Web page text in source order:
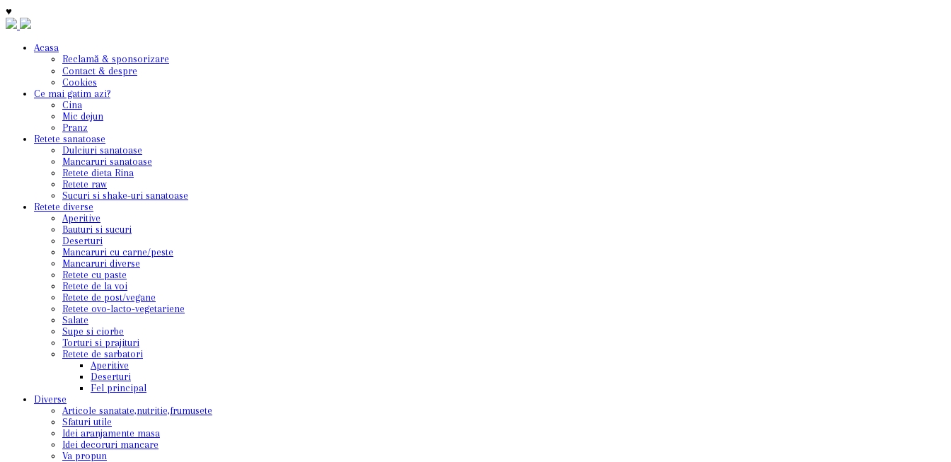
♥
Acasa
Reclamă & sponsorizare
Contact & despre
Cookies
Ce mai gatim azi?
Cina
Mic dejun
Pranz
Retete sanatoase
Dulciuri sanatoase
Mancaruri sanatoase
Retete dieta Rina
Retete raw
Sucuri si shake-uri sanatoase
Retete diverse
Aperitive
Bauturi si sucuri
Deserturi
Mancaruri cu carne/peste
Mancaruri diverse
Retete cu paste
Retete de la voi
Retete de post/vegane
Retete ovo-lacto-vegetariene
Salate
Supe si ciorbe
Torturi si prajituri
Retete de sarbatori
Aperitive
Deserturi
Fel principal
Diverse
Articole sanatate,nutritie,frumusete
Sfaturi utile
Idei aranjamente masa
Idei decoruri mancare
Va propun